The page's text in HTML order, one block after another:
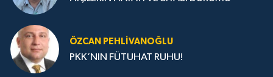
ÖZCAN PEHLIVANOĞLU
PKK’NIN FÜTUHAT RUHU!